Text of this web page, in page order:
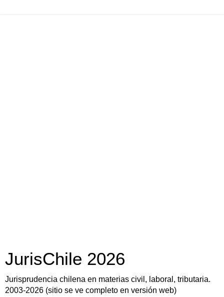
JurisChile 2026
Jurisprudencia chilena en materias civil, laboral, tributaria.
2003-2026 (sitio se ve completo en versión web)